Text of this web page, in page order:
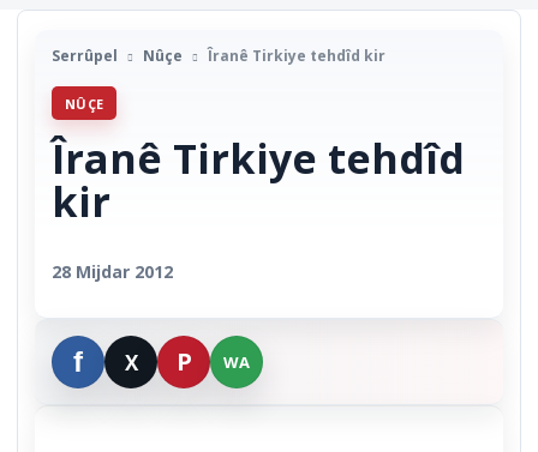
Serrûpel Nûçe Îranê Tirkiye tehdîd kir
NÛÇE
Îranê Tirkiye tehdîd
kir
28 Mijdar 2012